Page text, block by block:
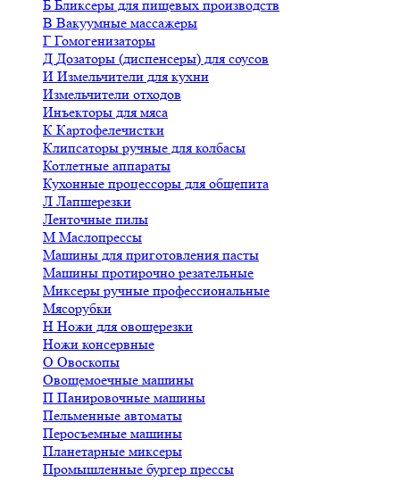
Б Бликсеры для пищевых производств
В Вакуумные массажеры
Г Гомогенизаторы
Д Дозаторы (диспенсеры) для соусов
И Измельчители для кухни
Измельчители отходов
Инъекторы для мяса
К Картофелечистки
Клипсаторы ручные для колбасы
Котлетные аппараты
Кухонные процессоры для общепита
Л Лапшерезки
Ленточные пилы
М Маслопрессы
Машины для приготовления пасты
Машины протирочно резательные
Миксеры ручные профессиональные
Мясорубки
Н Ножи для овощерезки
Ножи консервные
О Овоскопы
Овощемоечные машины
П Панировочные машины
Пельменные автоматы
Перосъемные машины
Планетарные миксеры
Промышленные бургер прессы